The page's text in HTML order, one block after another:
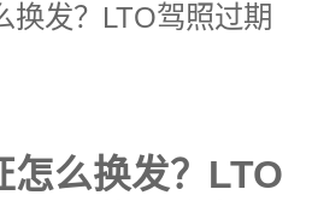
换发？LTO驾照过期
怎么换发？LTO